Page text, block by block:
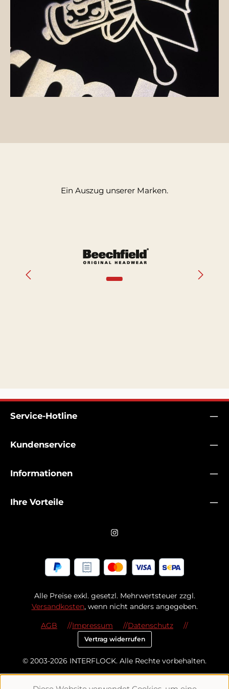
Erleben Sie die perfekte
Kombination aus
Funktionalität und Stil
mit dem Quadra - Pro
Team Holdall!
Ein Auszug unserer Marken.
Bildergalerie überspringen
Service-Hotline
Kundenservice
Informationen
Ihre Vorteile
Alle Preise exkl. gesetzl. Mehrwertsteuer zzgl.
Versandkosten, wenn nicht anders angegeben.
© 2003-2026 INTERFLOCK. Alle Rechte vorbehalten.
AGB Impressum Datenschutz
Vertrag widerrufen